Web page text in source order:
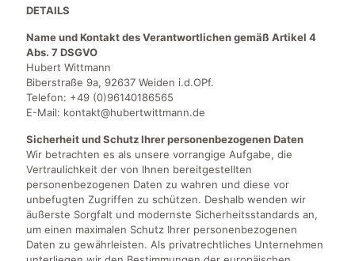
DETAILS
Name und Kontakt des Verantwortlichen gemäß Artikel 4
Abs. 7 DSGVO
Hubert Wittmann
Biberstraße 9a, 92637 Weiden i.d.OPf.
Telefon: +49 (0)96140186565
E-Mail: kontakt@hubertwittmann.de
Sicherheit und Schutz Ihrer personenbezogenen Daten
Wir betrachten es als unsere vorrangige Aufgabe, die
Vertraulichkeit der von Ihnen bereitgestellten
personenbezogenen Daten zu wahren und diese vor
unbefugten Zugriffen zu schützen. Deshalb wenden wir
äußerste Sorgfalt und modernste Sicherheitsstandards an,
um einen maximalen Schutz Ihrer personenbezogenen
Daten zu gewährleisten. Als privatrechtliches Unternehmen